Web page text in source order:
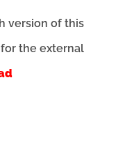
version of this
the external